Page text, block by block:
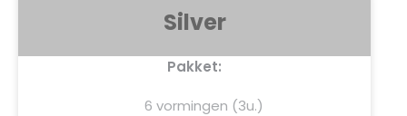
Silver
Pakket:
6 vormingen (3u.)